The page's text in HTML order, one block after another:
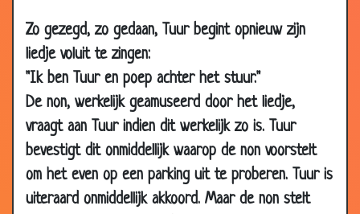
Zo gezegd, zo gedaan, Tuur begint opnieuw zijn
liedje voluit te zingen:
"Ik ben Tuur en poep achter het stuur."
De non, werkelijk geamuseerd door het liedje,
vraagt aan Tuur indien dit werkelijk zo is. Tuur
bevestigt dit onmiddellijk waarop de non voorstelt
om het even op een parking uit te proberen. Tuur is
uiteraard onmiddellijk akkoord. Maar de non stelt
2016
21 Apr
2016
Emancipatie
07 Nov
2015
Mannen
04 May
2015
Muizen?? 2.65
02 Feb
Een gave 2.95